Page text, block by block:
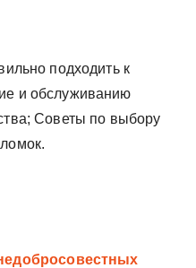
подходить к
и обслуживанию
Советы по выбору